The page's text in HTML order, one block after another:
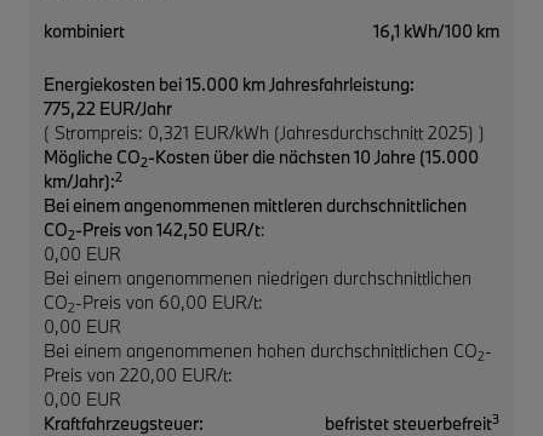
kombiniert
16,1 kWh/100 km
Energiekosten bei 15.000 km Jahresfahrleistung:
775,22 EUR/Jahr
( Strompreis: 0,321 EUR/kWh (Jahresdurchschnitt 2025) )
Mögliche CO2-Kosten über die nächsten 10 Jahre (15.000
km/Jahr):2
Bei einem angenommenen mittleren durchschnittlichen
CO2-Preis von 142,50 EUR/t:
0,00 EUR
Bei einem angenommenen niedrigen durchschnittlichen
CO2-Preis von 60,00 EUR/t:
0,00 EUR
Bei einem angenommenen hohen durchschnittlichen CO2-
Preis von 220,00 EUR/t:
0,00 EUR
Kraftfahrzeugsteuer:
befristet steuerbefreit3